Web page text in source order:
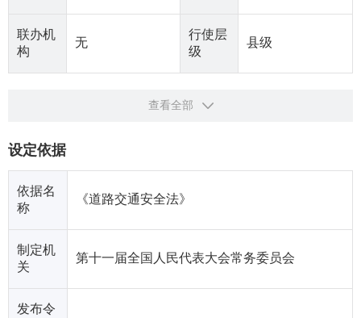
联办机
构
无
行使层
级
县级
查看全部
设定依据
依据名
称
《道路交通安全法》
制定机
关
第十一届全国人民代表大会常务委员会
发布令